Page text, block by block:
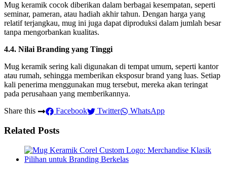
Mug keramik cocok diberikan dalam berbagai kesempatan, seperti
seminar, pameran, atau hadiah akhir tahun. Dengan harga yang
relatif terjangkau, mug ini juga dapat diproduksi dalam jumlah besar
tanpa mengorbankan kualitas.
4.4. Nilai Branding yang Tinggi
Mug keramik sering kali digunakan di tempat umum, seperti kantor
atau rumah, sehingga memberikan eksposur brand yang luas. Setiap
kali penerima menggunakan mug tersebut, mereka akan teringat
pada perusahaan yang memberikannya.
Share this
Facebook Twitter WhatsApp
Related Posts